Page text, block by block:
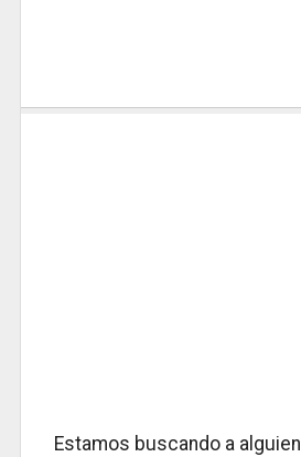
Estamos buscando a alguien